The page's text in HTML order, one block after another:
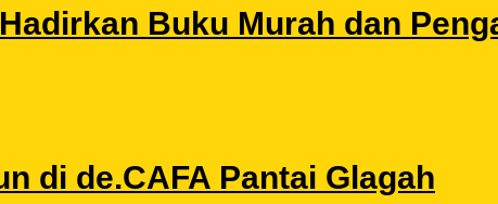
Buku Murah dan
di de.CAFA Pantai Glagah